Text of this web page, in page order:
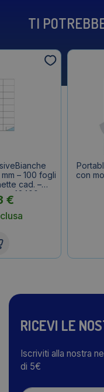
TI
– 100 fogli
cad. –
€
con
RICEVI LE
Iscriviti alla nostra
di 5€